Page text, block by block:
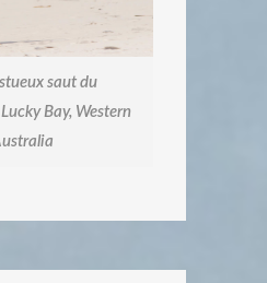
saut du
Bay, Western